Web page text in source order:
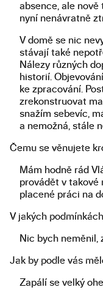
absence, ale
nyní nenávratně
V domě se nic
stávají také
Nálezy různých
historií.
ke zpracování.
zrekonstruovat
snažím sebevíc,
a nemožná, stále
Čemu se věnujete
Mám hodně rád
provádět v takové
placené práci na
V jakých
Nic bych neměnil,
Jak by podle vás
Zapálí se velký